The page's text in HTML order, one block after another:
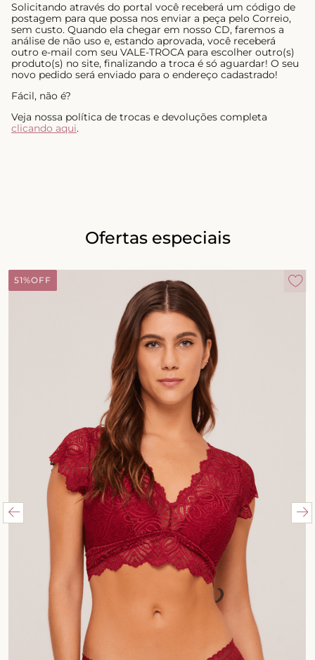
Solicitando através do portal você receberá um código de
postagem para que possa nos enviar a peça pelo Correio,
sem custo. Quando ela chegar em nosso CD, faremos a
análise de não uso e, estando aprovada, você receberá
outro e-mail com seu VALE-TROCA para escolher outro(s)
produto(s) no site, finalizando a troca é só aguardar! O seu
novo pedido será enviado para o endereço cadastrado!
Fácil, não é?
Veja nossa política de trocas e devoluções completa
clicando aqui.
Ofertas especiais
51%OFF